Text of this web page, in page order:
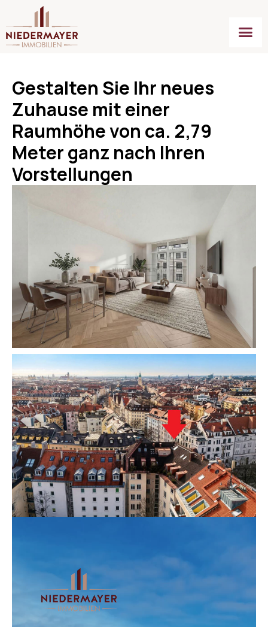
Gestalten Sie Ihr neues
Zuhause mit einer
Raumhöhe von ca. 2,79
Meter ganz nach Ihren
Vorstellungen